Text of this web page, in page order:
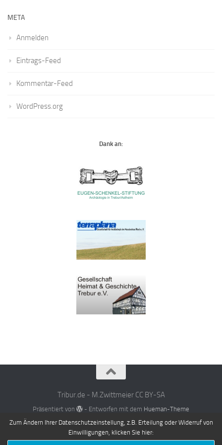
META
Anmelden
Eintrags-Feed
Kommentar-Feed
WordPress.org
Dank an:
Tribur.de - M.Zwittmeier CC BY-SA
Präsentiert von - Entworfen mit dem Hueman-Theme
Zum Ändern Ihrer Datenschutzeinstellung, z.B. Erteilung oder Widerruf von
Einwilligungen, klicken Sie hier: